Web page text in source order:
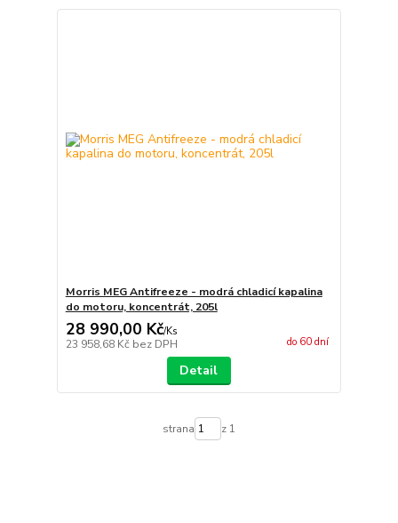
Morris MEG Antifreeze - modrá chladicí kapalina
do motoru, koncentrát, 205l
28 990,00 Kč/Ks
23 958,68 Kč bez DPH do 60 dní
Detail
strana z 1